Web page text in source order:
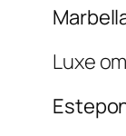
Luxe